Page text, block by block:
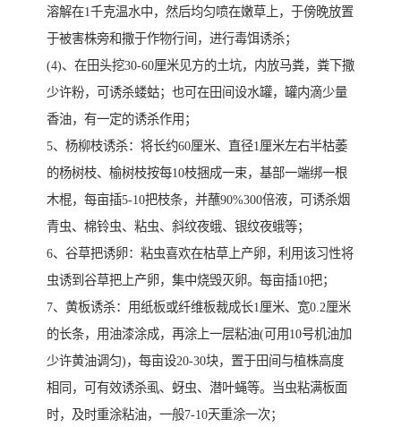
溶解在1千克温水中，然后均匀喷在嫩草上，于傍晚放置
于被害株旁和撒于作物行间，进行毒饵诱杀；
(4)、在田头挖30-60厘米见方的土坑，内放马粪，粪下撒
少许粉，可诱杀蝼蛄；也可在田间设水罐，罐内滴少量
香油，有一定的诱杀作用；
5、杨柳枝诱杀：将长约60厘米、直径1厘米左右半枯萎
的杨树枝、榆树枝按每10枝捆成一束，基部一端绑一根
木棍，每亩插5-10把枝条，并蘸90%300倍液，可诱杀烟
青虫、棉铃虫、粘虫、斜纹夜蛾、银纹夜蛾等；
6、谷草把诱卵：粘虫喜欢在枯草上产卵，利用该习性将
虫诱到谷草把上产卵，集中烧毁灭卵。每亩插10把；
7、黄板诱杀：用纸板或纤维板裁成长1厘米、宽0.2厘米
的长条，用油漆涂成，再涂上一层粘油(可用10号机油加
少许黄油调匀)，每亩设20-30块，置于田间与植株高度
相同，可有效诱杀虱、蚜虫、潜叶蝇等。当虫粘满板面
时，及时重涂粘油，一般7-10天重涂一次；